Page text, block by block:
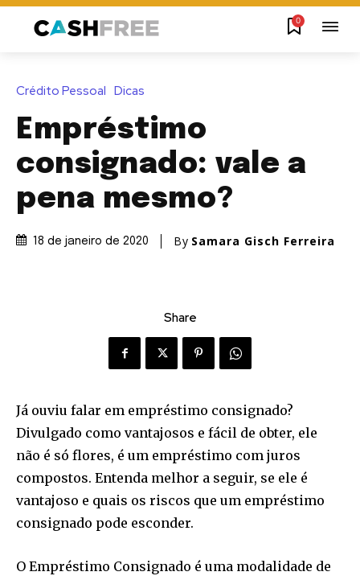
0
Crédito Pessoal Dicas
Empréstimo
consignado: vale a
pena mesmo?
18 de janeiro de 2020 By Samara Gisch Ferreira
Share
Já ouviu falar em empréstimo consignado?
Divulgado como vantajosos e fácil de obter, ele
não é só flores, é um empréstimo com juros
compostos. Entenda melhor a seguir, se ele é
vantajoso e quais os riscos que um empréstimo
consignado pode esconder.
O Empréstimo Consignado é uma modalidade de